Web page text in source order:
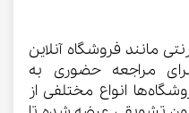
مانند فروشگاه آنلاین
مراجعه حضوری به
انواع مختلفی از